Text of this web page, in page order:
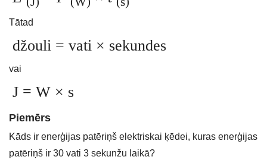
Tātad
džouli = vati × sekundes
vai
J = W × s
Piemērs
Kāds ir enerģijas patēriņš elektriskai ķēdei, kuras enerģijas
patēriņš ir 30 vati 3 sekunžu laikā?